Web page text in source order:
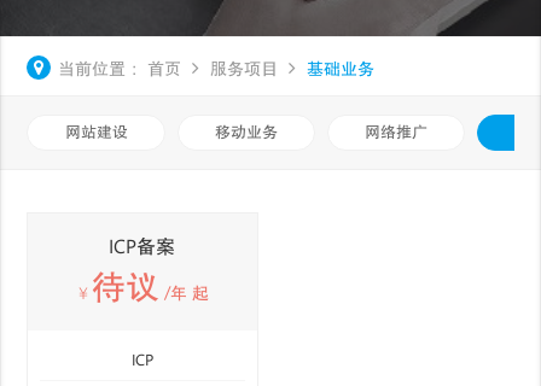
当前位置： 首页 服务项目 基础业务
网站建设 移动业务 网络推广
ICP备案
￥ 待议 /年 起
ICP